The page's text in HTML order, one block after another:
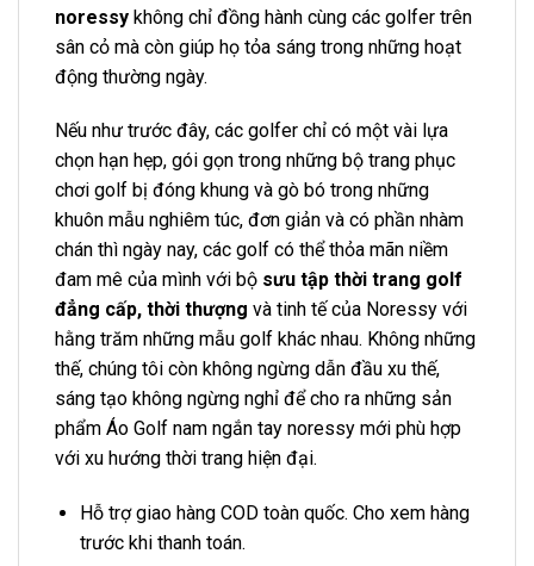
noressy không chỉ đồng hành cùng các golfer trên
sân cỏ mà còn giúp họ tỏa sáng trong những hoạt
động thường ngày.
Nếu như trước đây, các golfer chỉ có một vài lựa
chọn hạn hẹp, gói gọn trong những bộ trang phục
chơi golf bị đóng khung và gò bó trong những
khuôn mẫu nghiêm túc, đơn giản và có phần nhàm
chán thì ngày nay, các golf có thể thỏa mãn niềm
đam mê của mình với bộ sưu tập thời trang golf
đẳng cấp, thời thượng và tinh tế của Noressy với
hằng trăm những mẫu golf khác nhau. Không những
thế, chúng tôi còn không ngừng dẫn đầu xu thế,
sáng tạo không ngừng nghỉ để cho ra những sản
phẩm Áo Golf nam ngắn tay noressy mới phù hợp
với xu hướng thời trang hiện đại.
Hỗ trợ giao hàng COD toàn quốc. Cho xem hàng
trước khi thanh toán.